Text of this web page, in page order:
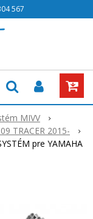
567
MIVV
TRACER 2015-
pre YAMAHA